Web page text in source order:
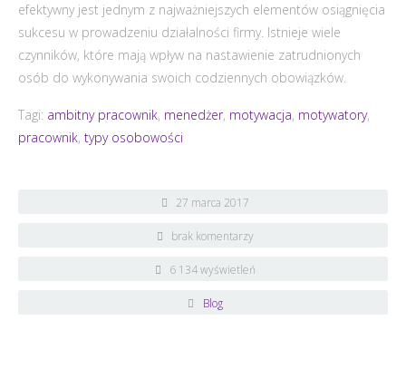
efektywny jest jednym z najważniejszych elementów osiągnięcia
sukcesu w prowadzeniu działalności firmy. Istnieje wiele
czynników, które mają wpływ na nastawienie zatrudnionych
osób do wykonywania swoich codziennych obowiązków.
Tagi: ambitny pracownik, menedżer, motywacja, motywatory,
pracownik, typy osobowości
27 marca 2017
brak komentarzy
6 134 wyświetleń
Blog